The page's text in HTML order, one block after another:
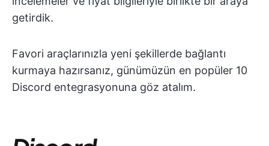
getirdik.
Favori araçlarınızla yeni şekillerde bağlantı
kurmaya hazırsanız, günümüzün en popüler 10
Discord entegrasyonuna göz atalım.